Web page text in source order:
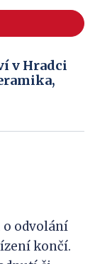
v Hradci
o odvolání
končí.